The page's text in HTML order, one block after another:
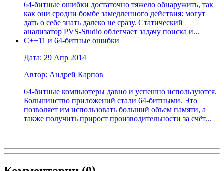
64-битные ошибки достаточно тяжело обнаружить, так
как они сродни бомбе замедленного действия: могут
дать о себе знать далеко не сразу. Статический
анализатор PVS-Studio облегчает задачу поиска и...
C++11 и 64-битные ошибки
Дата: 29 Апр 2014
Автор: Андрей Карпов
64-битные компьютеры давно и успешно используются.
Большинство приложений стали 64-битными. Это
позволяет им использовать больший объем памяти, а
также получить прирост производительности за счёт...